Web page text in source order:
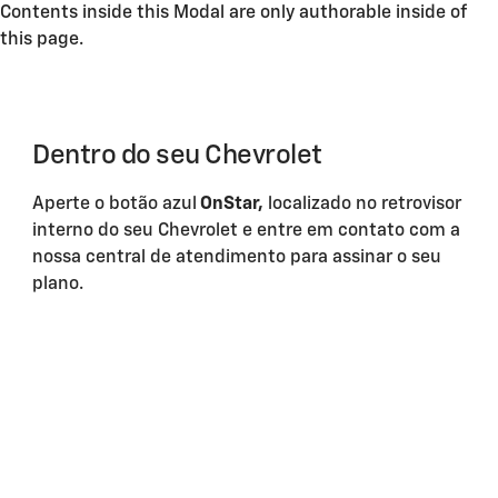
Contents inside this Modal are only authorable inside of
this page.
Dentro do seu Chevrolet
Aperte o botão azul OnStar, localizado no retrovisor
interno do seu Chevrolet e entre em contato com a
nossa central de atendimento para assinar o seu
plano.